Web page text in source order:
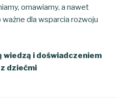
omawiamy, a nawet
dla wsparcia rozwoju
wiedzą i doświadczeniem
dziećmi